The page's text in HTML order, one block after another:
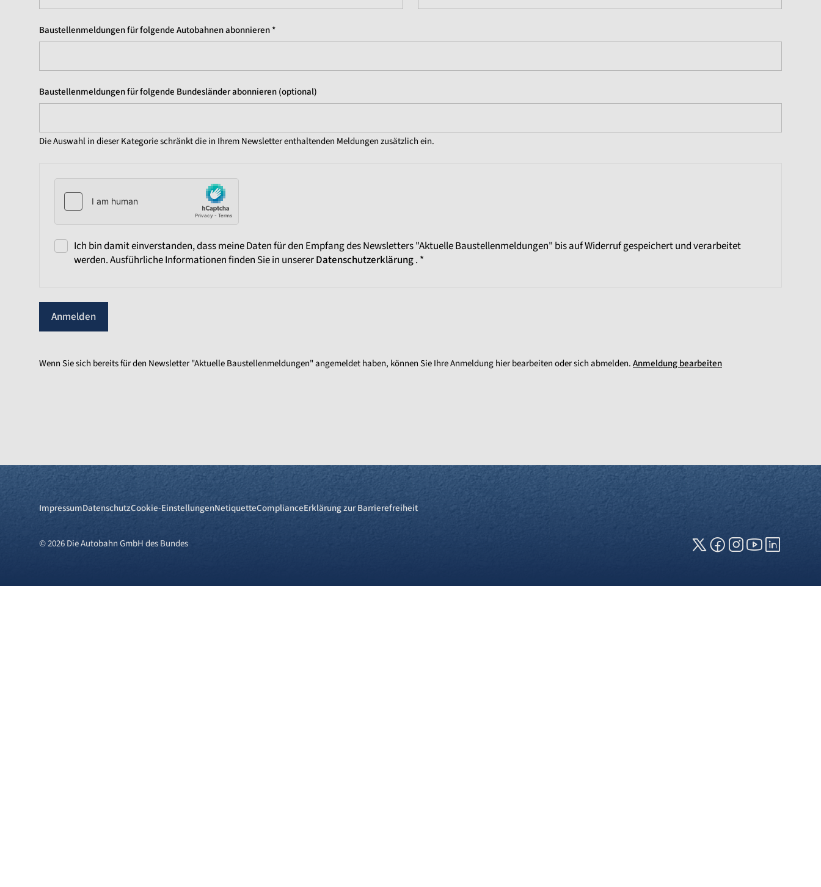
Baustellenmeldungen für folgende Autobahnen abonnieren *
Baustellenmeldungen für folgende Bundesländer abonnieren (optional)
Die Auswahl in dieser Kategorie schränkt die in Ihrem Newsletter enthaltenden Meldungen zusätzlich ein.
Ich bin damit einverstanden, dass meine Daten für den Empfang des Newsletters "Aktuelle Baustellenmeldungen" bis auf Widerruf gespeichert und verarbeitet
werden. Ausführliche Informationen finden Sie in unsererDatenschutzerklärung . *
Anmelden
Wenn Sie sich bereits für den Newsletter "Aktuelle Baustellenmeldungen" angemeldet haben, können Sie Ihre Anmeldung hier bearbeiten oder sich abmelden.Anmeldung bearbeiten
ImpressumDatenschutzCookie-EinstellungenNetiquetteComplianceErklärung zur Barrierefreiheit
© 2026 Die Autobahn GmbH des Bundes